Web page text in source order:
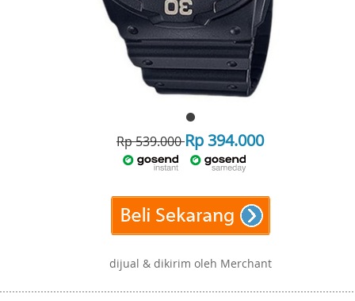
Rp 539.000Rp 394.000
dijual & dikirim oleh Merchant